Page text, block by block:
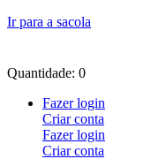
Ir para a sacola
Quantidade: 0
Fazer login
Criar conta
Fazer login
Criar conta